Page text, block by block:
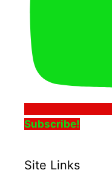
Subscribe!
Site Links